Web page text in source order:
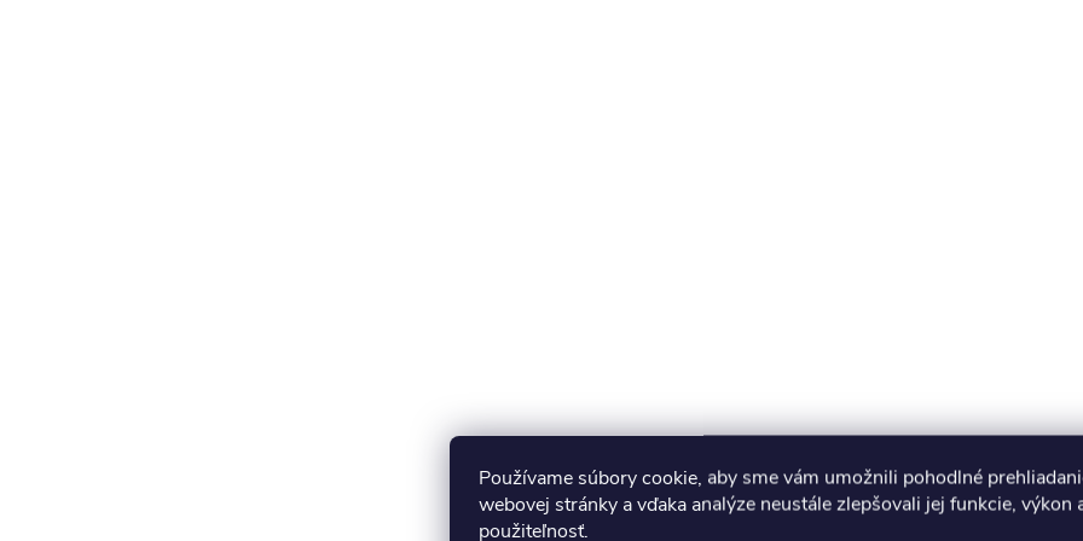
Používame súbory cookie, aby sme vám umožnili pohodlné
webovej stránky a vďaka analýze neustále zlepšovali jej funkcie, výkon
použiteľnosť.